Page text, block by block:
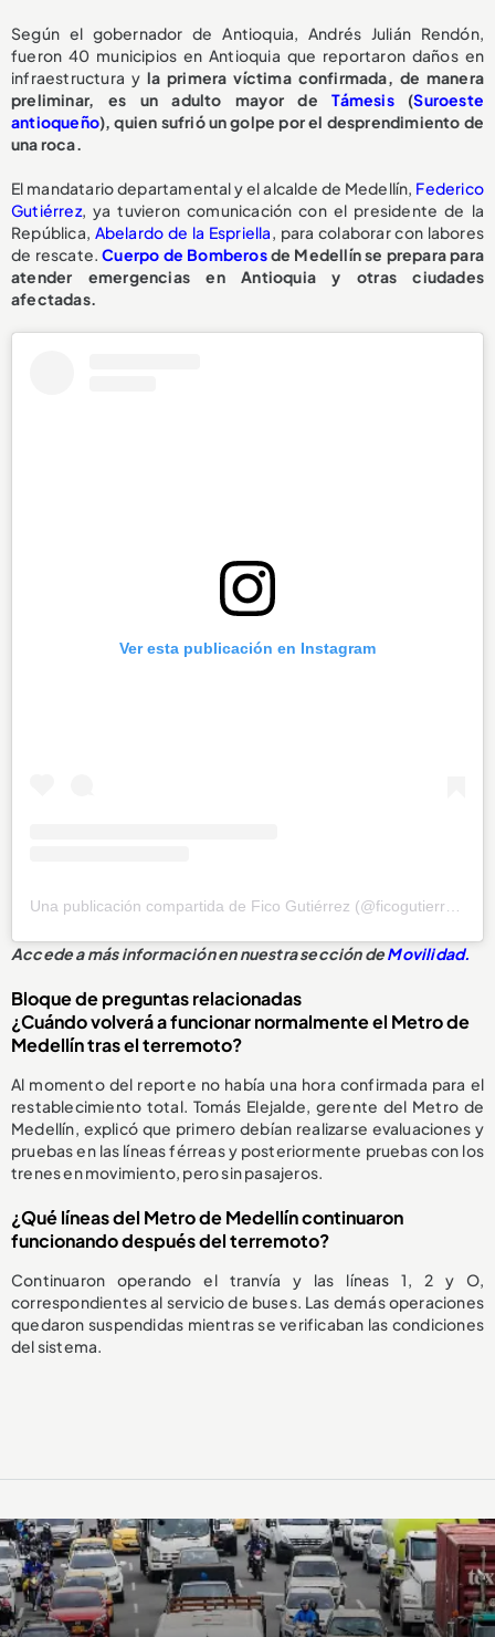
Según el gobernador de Antioquia, Andrés Julián Rendón,
fueron 40 municipios en Antioquia que reportaron daños en
infraestructura y la primera víctima confirmada, de manera
preliminar, es un adulto mayor deTámesis(Suroeste
antioqueño), quien sufrió un golpe por el desprendimiento de
una roca.
El mandatario departamental y el alcalde de Medellín, Federico
Gutiérrez, ya tuvieron comunicación con el presidente de la
República, Abelardo de la Espriella, para colaborar con labores
de rescate.Cuerpo de Bomberosde Medellín se prepara para
atender emergencias en Antioquia y otras ciudades
afectadas.
Ver esta publicación en Instagram
Accede a más información en nuestra sección deMovilidad.
Bloque de preguntas relacionadas
¿Cuándo volverá a funcionar normalmente el Metro de
Medellín tras el terremoto?
Al momento del reporte no había una hora confirmada para el
restablecimiento total. Tomás Elejalde, gerente del Metro de
Medellín, explicó que primero debían realizarse evaluaciones y
pruebas en las líneas férreas y posteriormente pruebas con los
trenes en movimiento, pero sin pasajeros.
¿Qué líneas del Metro de Medellín continuaron
funcionando después del terremoto?
Continuaron operando el tranvía y las líneas 1, 2 y O,
correspondientes al servicio de buses. Las demás operaciones
quedaron suspendidas mientras se verificaban las condiciones
del sistema.